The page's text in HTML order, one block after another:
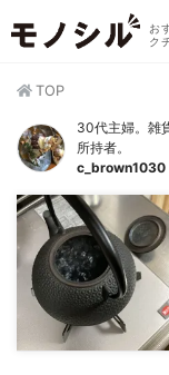
お
ク
TOP
30代主婦。雑
所持者。
c_brown1030